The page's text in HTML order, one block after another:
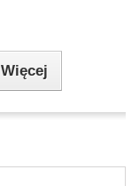
Więcej